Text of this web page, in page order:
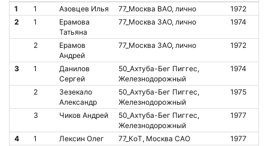
1
1 Азовцев Илья 77_Москва ВАО, лично 1972
2 1
Ерамова
Татьяна
77_Москва ЗАО, лично 1974
2
Ерамов
Андрей
77_Москва ЗАО, лично 1972
3 1
Данилов
Сергей
50_Ахтуба-Бег Пиггес,
Железнодорожный
1974
2
Зезекало
Александр
50_Ахтуба-Бег Пиггес,
Железнодорожный
1975
3 Чиков Андрей
50_Ахтуба-Бег Пиггес,
Железнодорожный
1977
4 1 Лексин Олег 77_КоТ, Москва САО 1977